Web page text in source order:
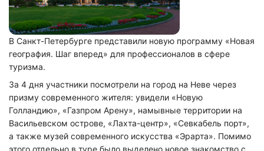
В Санкт-Петербурге представили новую программу «Новая
география. Шаг вперед» для профессионалов в сфере
туризма.
За 4 дня участники посмотрели на город на Неве через
призму современного жителя: увидели «Новую
Голландию», «Газпром Арену», намывные территории на
Васильевском острове, «Лахта-центр», «Севкабель порт»,
а также музей современного искусства «Эрарта». Помимо
этого отдельно в туре было выделено новое знакомство с